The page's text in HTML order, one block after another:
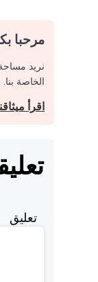
مرحبا
نريد
الخاصة بنا.
اقرأ
تعليق